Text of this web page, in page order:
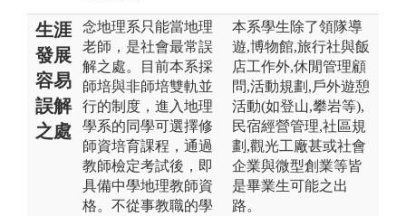
生涯
發展
容易
誤解
之處
念地理系只能當地理
老師，是社會最常誤
解之處。目前本系採
師培與非師培雙軌並
行的制度，進入地理
學系的同學可選擇修
師資培育課程，通過
教師檢定考試後，即
具備中學地理教師資
格。不從事教職的學
本系學生除了領隊導
遊,博物館,旅行社與飯
店工作外,休閒管理顧
問,活動規劃,戶外遊憩
活動(如登山,攀岩等),
民宿經營管理,社區規
劃,觀光工廠甚或社會
企業與微型創業等皆
是畢業生可能之出
路。